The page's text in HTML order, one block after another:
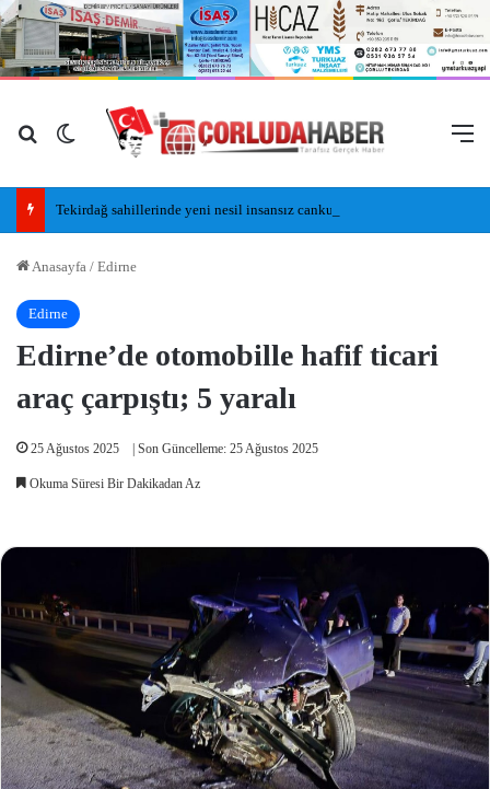
Arama yap ...
Dış görünümü değiştir
Anasayfa / Edirne
Edirne
Edirne’de otomobille hafif ticari
araç çarpıştı; 5 yaralı
25 Ağustos 2025 | Son Güncelleme: 25 Ağustos 2025
Okuma Süresi Bir Dakikadan Az